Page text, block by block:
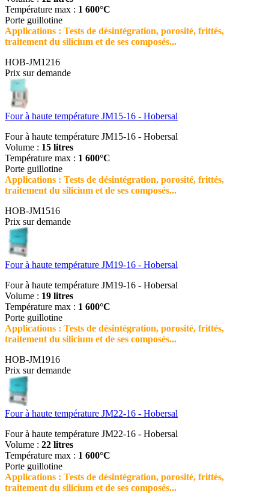
Température max : 1 600°C
Porte guillotine
Applications : Tests de désintégration, porosité, frittés,
traitement du silicium et de ses composés...
HOB-JM1216
Prix sur demande
Four à haute température JM15-16 - Hobersal
Four à haute température JM15-16 - Hobersal
Volume : 15 litres
Température max : 1 600°C
Porte guillotine
Applications : Tests de désintégration, porosité, frittés,
traitement du silicium et de ses composés...
HOB-JM1516
Prix sur demande
Four à haute température JM19-16 - Hobersal
Four à haute température JM19-16 - Hobersal
Volume : 19 litres
Température max : 1 600°C
Porte guillotine
Applications : Tests de désintégration, porosité, frittés,
traitement du silicium et de ses composés...
HOB-JM1916
Prix sur demande
Four à haute température JM22-16 - Hobersal
Four à haute température JM22-16 - Hobersal
Volume : 22 litres
Température max : 1 600°C
Porte guillotine
Applications : Tests de désintégration, porosité, frittés,
traitement du silicium et de ses composés...